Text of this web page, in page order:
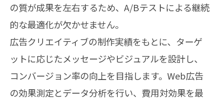
の質が成果を左右するため、A/Bテストによる継続
的な最適化が欠かせません。
広告クリエイティブの制作実績をもとに、ターゲ
ットに応じたメッセージやビジュアルを設計し、
コンバージョン率の向上を目指します。Web広告
の効果測定とデータ分析を行い、費用対効果を最